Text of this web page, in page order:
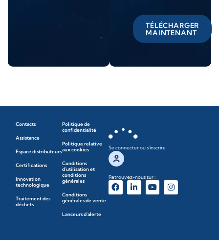
TÉLÉCHARGER
MAINTENANT
Contacts
Assistance
Espace distributeurs
Certifications
Innovation
technologique
Traitement des
déchets
Politique de
confidentialité
Politique relative
aux cookies
Conditions
d'utilisation et
conditions
générales
Conditions
générales de vente
Lanceurs d'alerte
Se connecter ou s'inscrire
Retrouvez-nous sur :